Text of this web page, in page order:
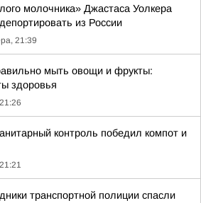
молочника» Джастаса Уолкера
из России
21:39
мыть овощи и фрукты:
здоровья
контроль победил компот и
транспортной полиции спасли